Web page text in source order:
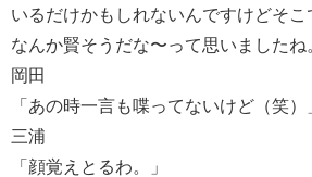
いるだけかもしれないんですけどそこ
なんか賢そうだな〜って思いましたね
岡田
「あの時一言も喋ってないけど（笑）
三浦
「顔覚えとるわ。」